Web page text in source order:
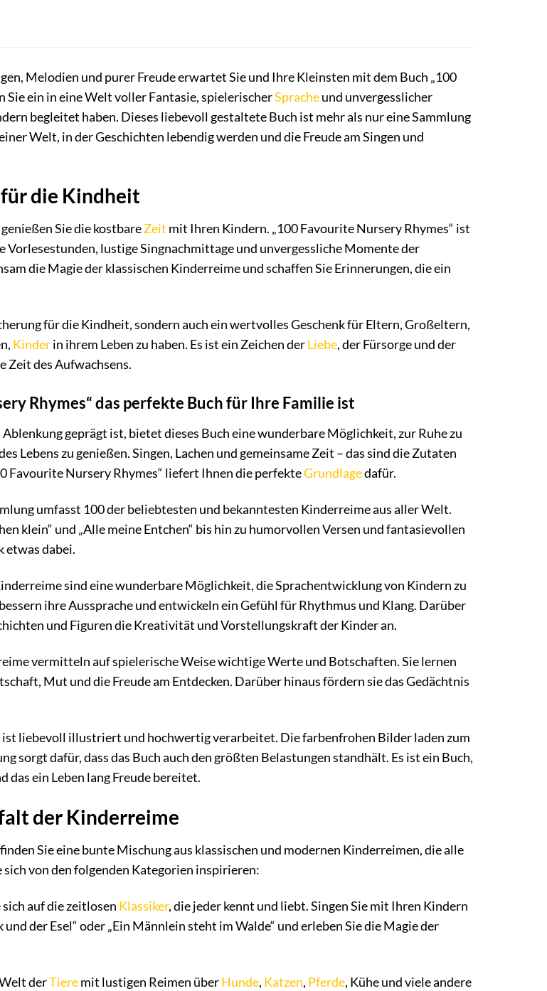
Melodien und purer Freude erwartet Sie und Ihre Kleinsten mit dem Buch „100
Sie ein in eine Welt voller Fantasie, spielerischerSpracheund unvergesslicher
begleitet haben. Dieses liebevoll gestaltete Buch ist mehr als nur eine Sammlung
Welt, in der Geschichten lebendig werden und die Freude am Singen und
die Kindheit
Sie die kostbareZeit mit Ihren Kindern. „100 Favourite Nursery Rhymes“ ist
lustige Singnachmittage und unvergessliche Momente der
die Magie der klassischen Kinderreime und schaffen Sie Erinnerungen, die ein
für die Kindheit, sondern auch ein wertvolles Geschenk für Eltern, Großeltern,
Kinderin ihrem Leben zu haben. Es ist ein Zeichen derLiebe, der Fürsorge und der
Zeit des Aufwachsens.
Rhymes“ das perfekte Buch für Ihre Familie ist
geprägt ist, bietet dieses Buch eine wunderbare Möglichkeit, zur Ruhe zu
Lebens zu genießen. Singen, Lachen und gemeinsame Zeit – das sind die Zutaten
Favourite Nursery Rhymes“ liefert Ihnen die perfekteGrundlagedafür.
umfasst 100 der beliebtesten und bekanntesten Kinderreime aus aller Welt.
klein“ und „Alle meine Entchen“ bis hin zu humorvollen Versen und fantasievollen
etwas dabei.
sind eine wunderbare Möglichkeit, die Sprachentwicklung von Kindern zu
ihre Aussprache und entwickeln ein Gefühl für Rhythmus und Klang. Darüber
und Figuren die Kreativität und Vorstellungskraft der Kinder an.
vermitteln auf spielerische Weise wichtige Werte und Botschaften. Sie lernen
Mut und die Freude am Entdecken. Darüber hinaus fördern sie das Gedächtnis
ist liebevoll illustriert und hochwertig verarbeitet. Die farbenfrohen Bilder laden zum
sorgt dafür, dass das Buch auch den größten Belastungen standhält. Es ist ein Buch,
das ein Leben lang Freude bereitet.
der Kinderreime
Sie eine bunte Mischung aus klassischen und modernen Kinderreimen, die alle
von den folgenden Kategorien inspirieren:
sich auf die zeitlosen Klassiker, die jeder kennt und liebt. Singen Sie mit Ihren Kindern
und der Esel“ oder „Ein Männlein steht im Walde“ und erleben Sie die Magie der
derTieremit lustigen Reimen überHunde, Katzen, Pferde, Kühe und viele andere